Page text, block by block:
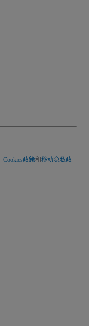
Cookies政策和移动隐私政